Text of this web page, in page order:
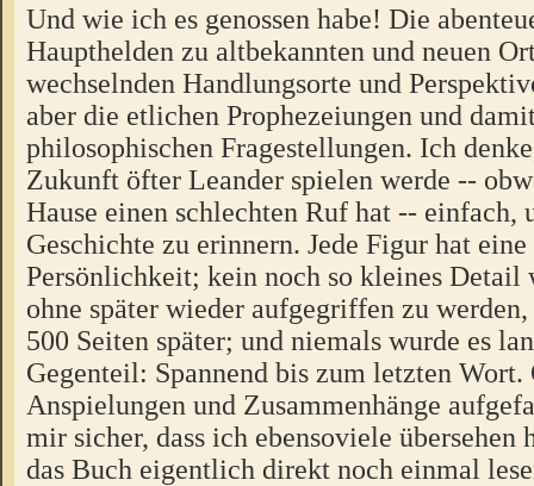
Und wie ich es genossen habe! Die
Haupthelden zu altbekannten und neuen
wechselnden Handlungsorte und
aber die etlichen Prophezeiungen und
philosophischen Fragestellungen. Ich
Zukunft öfter Leander spielen werde --
Hause einen schlechten Ruf hat -- einfach,
Geschichte zu erinnern. Jede Figur hat eine
Persönlichkeit; kein noch so kleines Detail
ohne später wieder aufgegriffen zu werden,
500 Seiten später; und niemals wurde es
Gegenteil: Spannend bis zum letzten
Anspielungen und Zusammenhänge
mir sicher, dass ich ebensoviele übersehen
das Buch eigentlich direkt noch einmal